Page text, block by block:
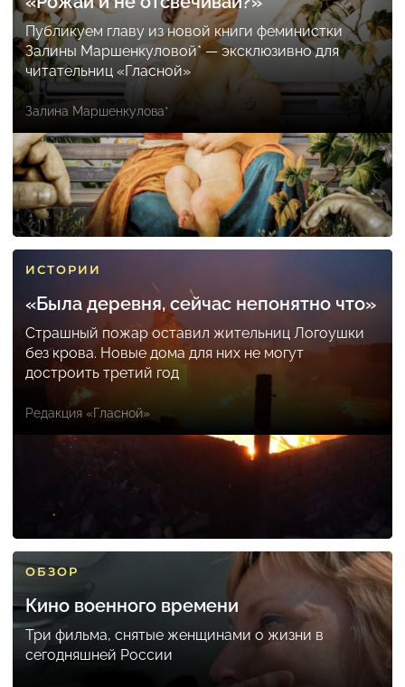
Публикуем главу из новой книги феминистки
Залины Маршенкуловой* — эксклюзивно для
читательниц «Гласной»
Залина Маршенкулова*
ИСТОРИИ
«Была деревня, сейчас непонятно что»
Страшный пожар оставил жительниц Логоушки
без крова. Новые дома для них не могут
достроить третий год
Редакция «Гласной»
ОБЗОР
Кино военного времени
Три фильма, снятые женщинами о жизни в
сегодняшней России